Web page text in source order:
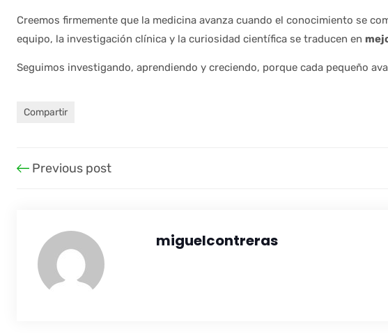
Creemos firmemente que la medicina avanza cuando el conocimiento se
equipo, la investigación clínica y la curiosidad científica se traducen en
Seguimos investigando, aprendiendo y creciendo, porque cada pequeño
Compartir
Previous post
miguelcontreras